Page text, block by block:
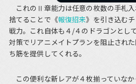
これのⅡ章能力は任意の枚数の手札
捨てることで《報復招来》を引き込む
戦力。これ自体も４/４のドラゴンとし
対策でリアニメイトプランを阻止され
ち筋を提供してくれる。
この便利な新レアが４枚揃っていな